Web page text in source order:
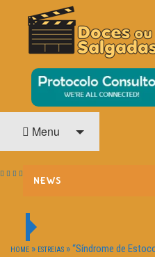
DOCES OU SALGADAS?
O Cinema? Uma Paixão!!
Menu
NEWS
PASSATEMPOS
HOME » ESTREIAS »“Síndrome de